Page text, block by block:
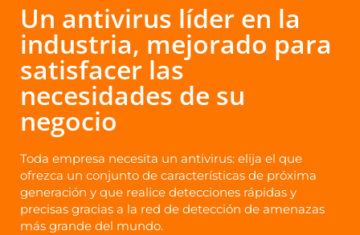
Un antivirus líder en la
industria, mejorado para
satisfacer las
necesidades de su
negocio
Toda empresa necesita un antivirus: elija el que
ofrezca un conjunto de características de próxima
generación y que realice detecciones rápidas y
precisas gracias a la red de detección de amenazas
más grande del mundo.